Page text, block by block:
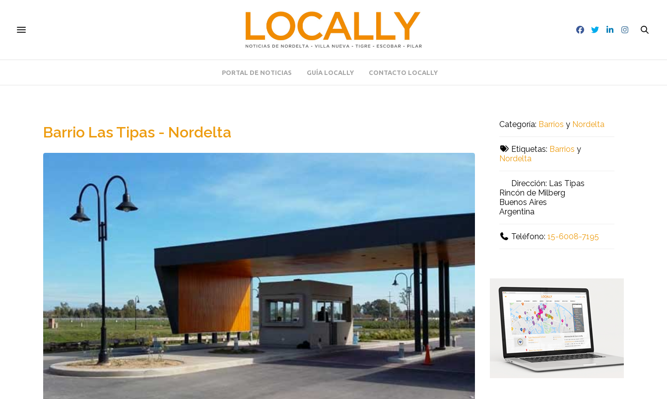
PORTAL DE NOTICIAS GUÍA LOCALLY CONTACTO LOCALLY
Barrio Las Tipas - Nordelta Categoría: Barrios y Nordelta
Etiquetas: Barrios y
Nordelta
Dirección: Las Tipas
Rincón de Milberg
Buenos Aires
Argentina
Teléfono:15-6008-7195